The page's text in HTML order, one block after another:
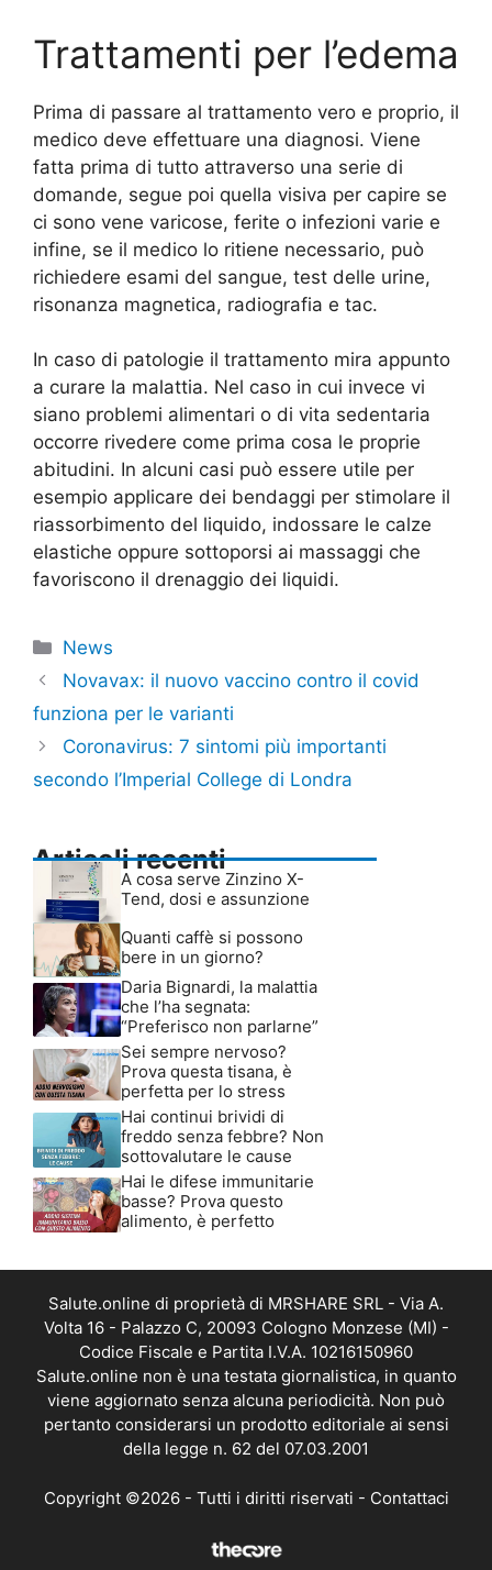
Trattamenti per l’edema
Prima di passare al trattamento vero e proprio, il
medico deve effettuare una diagnosi. Viene
fatta prima di tutto attraverso una serie di
domande, segue poi quella visiva per capire se
ci sono vene varicose, ferite o infezioni varie e
infine, se il medico lo ritiene necessario, può
richiedere esami del sangue, test delle urine,
risonanza magnetica, radiografia e tac.
In caso di patologie il trattamento mira appunto
a curare la malattia. Nel caso in cui invece vi
siano problemi alimentari o di vita sedentaria
occorre rivedere come prima cosa le proprie
abitudini. In alcuni casi può essere utile per
esempio applicare dei bendaggi per stimolare il
riassorbimento del liquido, indossare le calze
elastiche oppure sottoporsi ai massaggi che
favoriscono il drenaggio dei liquidi.
Categorie
News
Novavax: il nuovo vaccino contro il covid
funziona per le varianti
Coronavirus: 7 sintomi più importanti
secondo l’Imperial College di Londra
Articoli recenti
A cosa serve Zinzino X-
Tend, dosi e assunzione
Quanti caffè si possono
bere in un giorno?
Daria Bignardi, la malattia
che l’ha segnata:
“Preferisco non parlarne”
Sei sempre nervoso?
Prova questa tisana, è
perfetta per lo stress
Hai continui brividi di
freddo senza febbre? Non
sottovalutare le cause
Hai le difese immunitarie
basse? Prova questo
alimento, è perfetto
Salute.online di proprietà di MRSHARE SRL - Via A.
Volta 16 - Palazzo C, 20093 Cologno Monzese (MI) -
Codice Fiscale e Partita I.V.A. 10216150960
Salute.online non è una testata giornalistica, in quanto
viene aggiornato senza alcuna periodicità. Non può
pertanto considerarsi un prodotto editoriale ai sensi
della legge n. 62 del 07.03.2001
Copyright ©2026 - Tutti i diritti riservati - Contattaci